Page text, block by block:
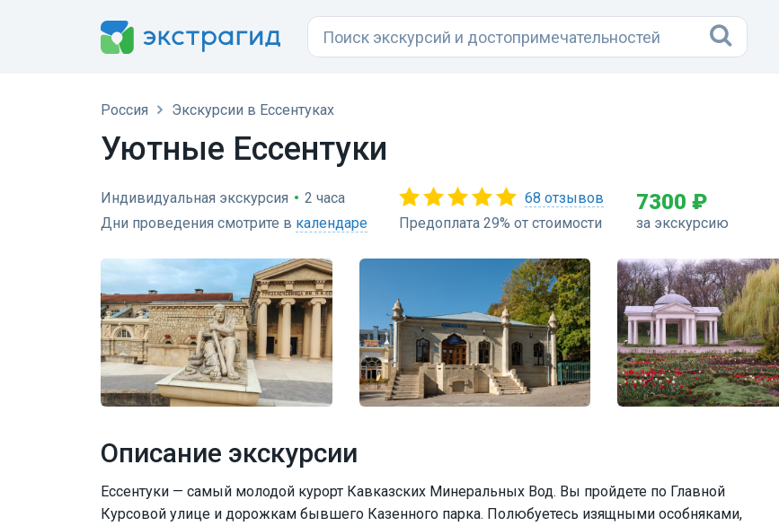
Россия Экскурсии в Ессентуках
Уютные Ессентуки
Индивидуальная экскурсия • 2 часа
Дни проведения смотрите в календаре
68 отзывов
Предоплата 29% от стоимости
7300 ₽
за экскурсию
Описание экскурсии
Ессентуки — самый молодой курорт Кавказских Минеральных Вод. Вы пройдете по Главной
Курсовой улице и дорожкам бывшего Казенного парка. Полюбуетесь изящными особняками,